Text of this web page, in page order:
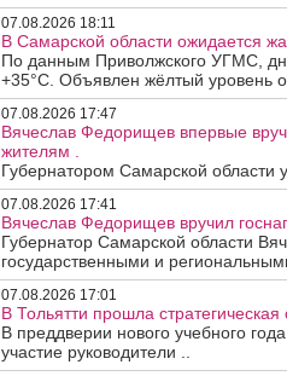
07.08.2026 18:11
В Самарской области ожидается
По данным Приволжского УГМС,
+35°C. Объявлен жёлтый уровень
07.08.2026 17:47
Вячеслав Федорищев впервые
жителям .
Губернатором Самарской области
07.08.2026 17:41
Вячеслав Федорищев вручил
Губернатор Самарской области
государственными и
07.08.2026 17:01
В Тольятти прошла
В преддверии нового учебного
участие руководители ..